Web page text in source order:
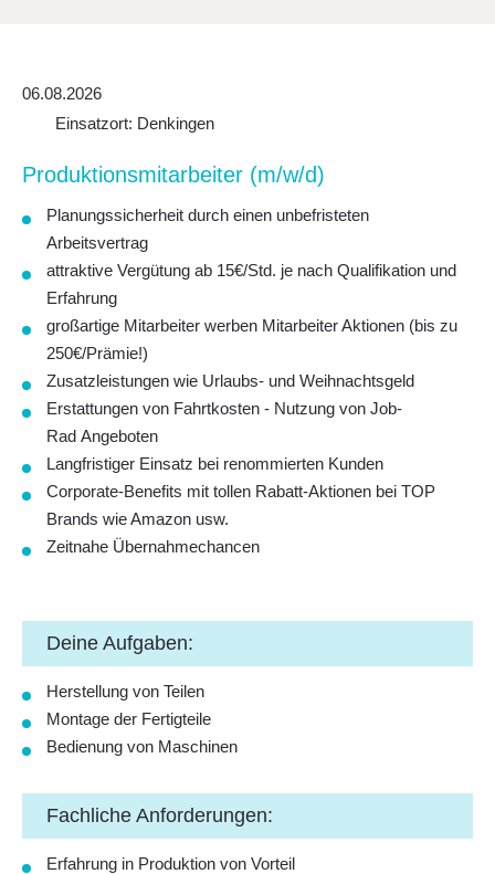
06.08.2026
Einsatzort: Denkingen
Produk­ti­ons­mit­ar­beiter (m/w/d)
Planungssicherheit durch einen unbefristeten
Arbeitsvertrag
attraktive Vergütung ab 15€/Std. je nach Qualifikation und
Erfahrung
großartige Mitarbeiter werben Mitarbeiter Aktionen (bis zu
250€/Prämie!)
Zusatzleistungen wie Urlaubs- und Weihnachtsgeld
Erstattungen von Fahrtkosten - Nutzung von Job-
Rad Angeboten
Langfristiger Einsatz bei renommierten Kunden
Corporate-Benefits mit tollen Rabatt-Aktionen bei TOP
Brands wie Amazon usw.
Zeitnahe Übernahmechancen
Deine Aufgaben:
Herstellung von Teilen
Montage der Fertigteile
Bedienung von Maschinen
Fachliche Anforderungen:
Erfahrung in Produktion von Vorteil